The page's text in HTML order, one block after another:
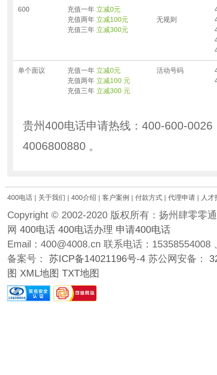
600 充值一年 立减0元
充值两年 立减100元
充值三年 立减300元
无规则
单个面议 充值一年 立减0元
充值两年 立减100 元
充值三年 立减300 元
活动号码
贵州400电话申请热线：400-600-0026
4006800880 。
400电话 | 关于我们 | 400介绍 | 客户案例 | 付款方式 | 代理申请 | 人才
Copyright © 2002-2020 版权所有：扬州肆零零
网 400电话 400电话办理 申请400电话
Email：400@4008.cn 联系电话：15358554008
备案号：
苏ICP备14021196号-4 苏公网安备：
图 XML地图 TXT地图